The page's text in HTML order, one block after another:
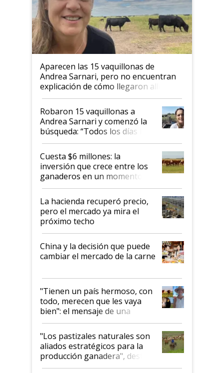
Aparecen las 15 vaquillonas de
Andrea Sarnari, pero no encuentran
explicación de cómo llegaron allí
Robaron 15 vaquillonas a
Andrea Sarnari y comenzó la
búsqueda: “Todos los días le
toca a algún productor”
Cuesta $6 millones: la
inversión que crece entre los
ganaderos en un momento
histórico para la actividad
La hacienda recuperó precio,
pero el mercado ya mira el
próximo techo
China y la decisión que puede
cambiar el mercado de la carne
"Tienen un país hermoso, con
todo, merecen que les vaya
bien": el mensaje de una
ganadera uruguaya sobre las
oportunidades que se abren
para el agro en Argentina, con
foco en la carne
"Los pastizales naturales son
aliados estratégicos para la
producción ganadera", destaca
la iniciativa que ya reúne a 46